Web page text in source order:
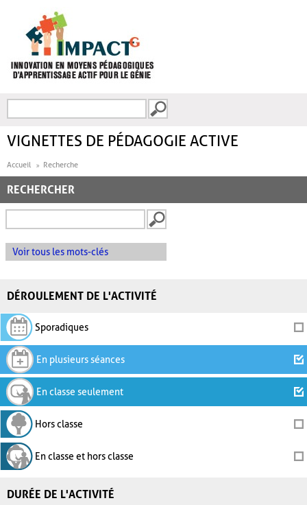
FORMULAIRE DE
VIGNETTES DE PÉDAGOGIE ACTIVE
Accueil Recherche
RECHERCHER
Voir tous les mots-clés
DÉROULEMENT DE L'ACTIVITÉ
Sporadiques
En plusieurs séances
En classe seulement
Hors classe
En classe et hors classe
DURÉE DE L'ACTIVITÉ